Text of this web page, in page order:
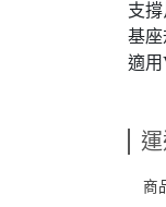
支
基座
適用
商